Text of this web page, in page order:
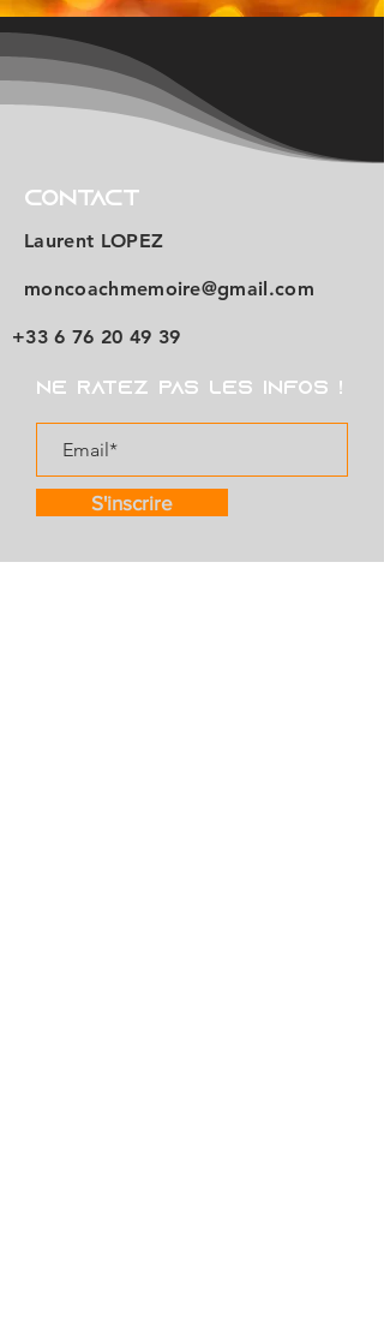
Contact
Laurent LOPEZ
moncoachmemoire@gmail.com
+33 6 76 20 49 39
Ne ratez pas les infos !
S'inscrire